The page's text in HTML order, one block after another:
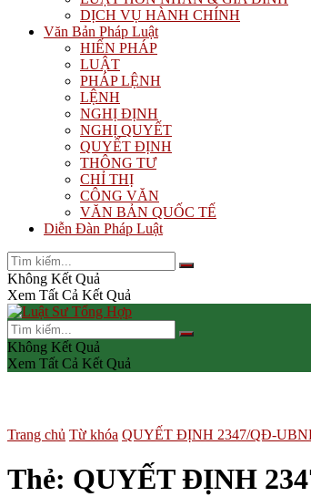
DỊCH VỤ HÀNH CHÍNH
Văn Bản Pháp Luật
HIẾN PHÁP
LUẬT
PHÁP LỆNH
LỆNH
NGHỊ ĐỊNH
NGHỊ QUYẾT
QUYẾT ĐỊNH
THÔNG TƯ
CHỈ THỊ
CÔNG VĂN
VĂN BẢN QUỐC TẾ
Diễn Đàn Pháp Luật
Không Kết Quả
Xem Tất Cả Kết Quả
Không Kết Quả
Xem Tất Cả Kết Quả
Trang chủ Từ khóa QUYẾT ĐỊNH 2347/QĐ-
Thẻ: QUYẾT ĐỊNH